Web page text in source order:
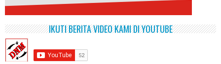
IKUTI BERITA VIDEO KAMI DI YOUTUBE